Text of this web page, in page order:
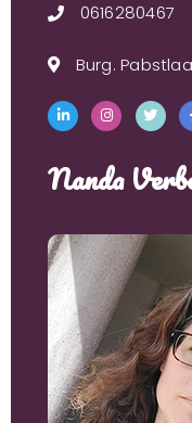
0616280467
Burg.
Nanda